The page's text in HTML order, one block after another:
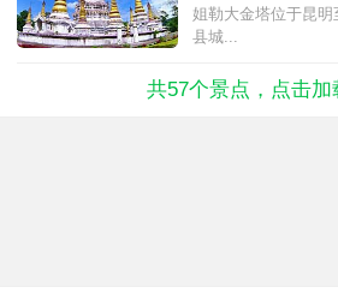
姐勒大金塔位于昆
县城...
共57个景点，点击加